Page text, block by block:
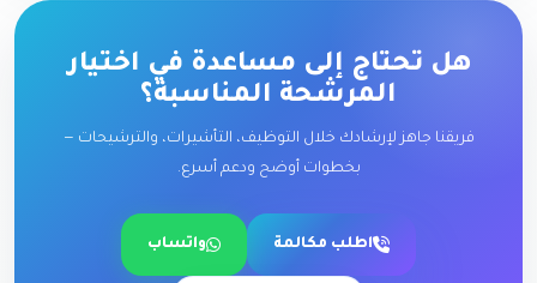
هل تحتاج إلى مساعدة في اختيار
المرشحة المناسبة؟
فريقنا جاهز لإرشادك خلال التوظيف، التأشيرات، والترشيحات —
بخطوات أوضح ودعم أسرع.
اطلب مكالمة واتساب